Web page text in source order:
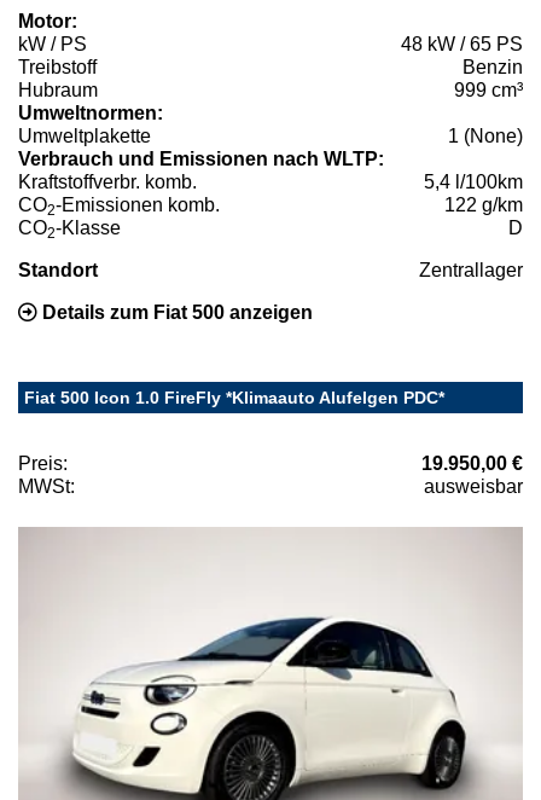
Motor:
kW / PS
48 kW / 65 PS
Treibstoff
Benzin
Hubraum
999 cm³
Umweltnormen:
Umweltplakette
1 (None)
Verbrauch und Emissionen nach WLTP:
Kraftstoffverbr. komb.
5,4 l/100km
CO2-Emissionen komb.
122 g/km
CO2-Klasse D
Standort Zentrallager
Details zum Fiat 500 anzeigen
Fiat 500 Icon 1.0 FireFly *Klimaauto Alufelgen PDC*
Preis:
19.950,00 €
MWSt:
ausweisbar